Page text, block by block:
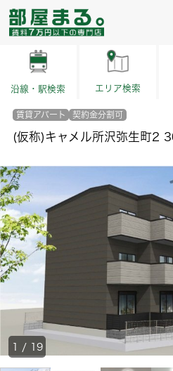
沿線・駅検索 エリア検索
賃貸アパート 契約金分割可
(仮称)キャメル所沢弥生町2
1 / 19